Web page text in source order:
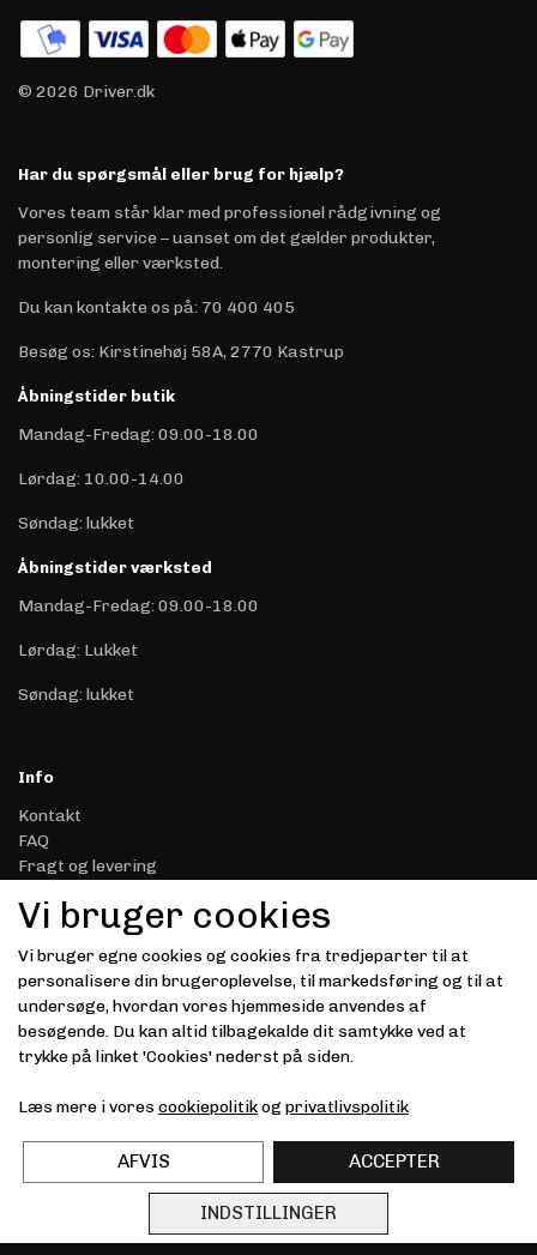
© 2026 Driver.dk
Har du spørgsmål eller brug for hjælp?
Vores team står klar med professionel rådgivning og
personlig service – uanset om det gælder produkter,
montering eller værksted.
Du kan kontakte os på: 70 400 405
Besøg os: Kirstinehøj 58A, 2770 Kastrup
Åbningstider butik
Mandag-Fredag: 09.00-18.00
Lørdag: 10.00-14.00
Søndag: lukket
Åbningstider værksted
Mandag-Fredag: 09.00-18.00
Lørdag: Lukket
Søndag: lukket
Info
Kontakt
FAQ
Fragt og levering
Handelsbetingelser
Datasikkerhed & Privatliv
Gavekort
Om Driver.dk
Kunde login
Modtag vores nyhedsbrev via e-mail
Tilmeld
(mere information)
Vi bruger cookies
Vi bruger egne cookies og cookies fra tredjeparter til at
personalisere din brugeroplevelse, til markedsføring og til at
undersøge, hvordan vores hjemmeside anvendes af
besøgende. Du kan altid tilbagekalde dit samtykke ved at
trykke på linket 'Cookies' nederst på siden.
Læs mere i vores cookiepolitikog privatlivspolitik
INDSTILLINGER
AFVIS ACCEPTER